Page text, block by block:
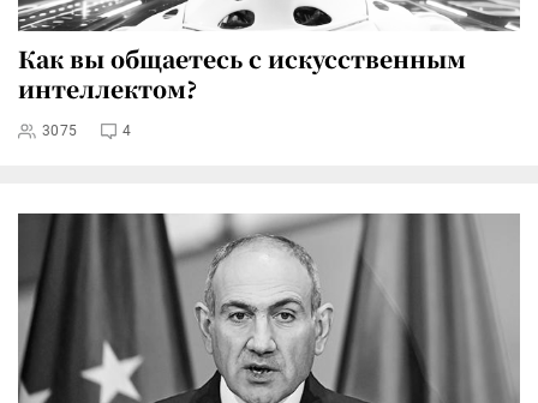
Как вы общаетесь с искусственным
интеллектом?
3075 4